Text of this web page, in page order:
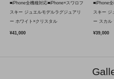
■iPhone全機種対応■iPhone×スワロフ
スキー ジュエルモデルラグジュアリ
ー ホワイト×クリスタル
¥41,000
■iPhone
スキー ジ
ー スカル
¥39,000